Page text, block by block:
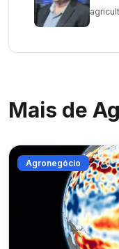
Mais de
Agronegócio